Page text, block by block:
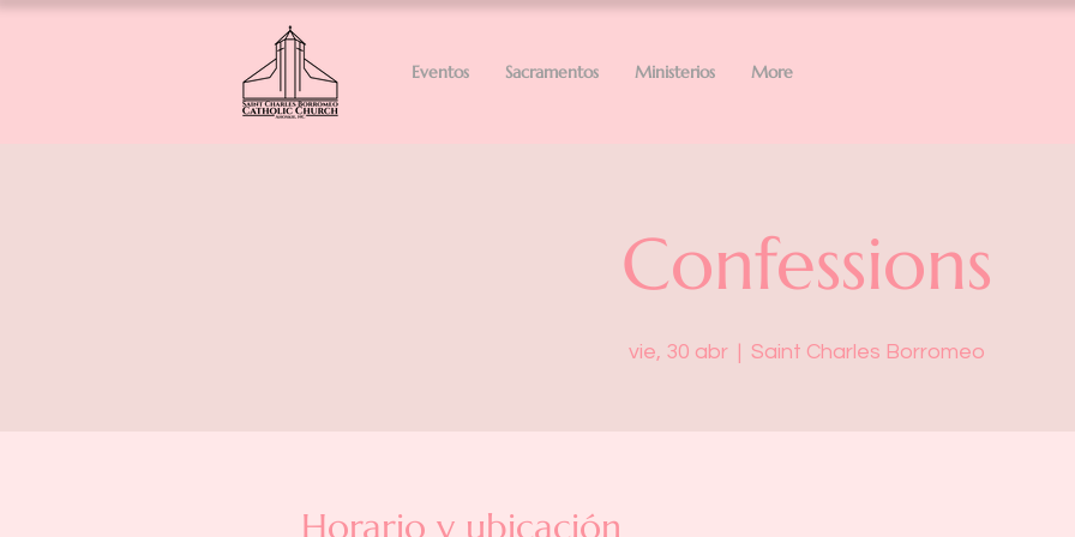
Eventos Sacramentos Ministerios More
Confessions
vie, 30 abr
  |
Saint Charles Borromeo
Horario y ubicación